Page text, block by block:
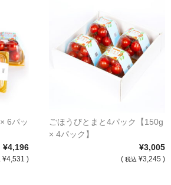
6パッ
¥4,196
¥4,531 )
ごほうびとまと4パック【150g
× 4パック】
¥3,005
( 税込 ¥3,245 )